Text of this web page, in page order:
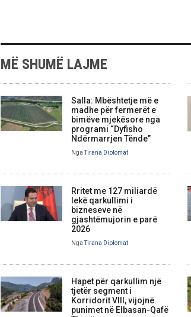
MË SHUMË LAJME
Salla: Mbështetje më e
madhe për fermerët e
bimëve mjekësore nga
programi “Dyfisho
Ndërmarrjen Tënde”
NgaTirana Diplomat
Rritet me 127 miliardë
lekë qarkullimi i
bizneseve në
gjashtëmujorin e parë
2026
NgaTirana Diplomat
Hapet për qarkullim një
tjetër segment i
Korridorit VIII, vijojnë
punimet në Elbasan-Qafë